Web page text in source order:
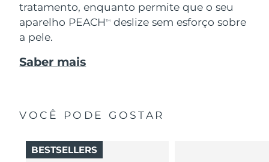
tratamento, enquanto permite que o seu
aparelho PEACHTM
deslize sem esforço sobre
a pele.
Saber mais
VOCÊ PODE GOSTAR
BESTSELLERS